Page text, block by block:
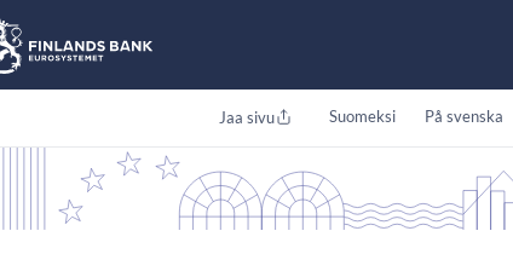
Jaa sivu Suomeksi På svenska